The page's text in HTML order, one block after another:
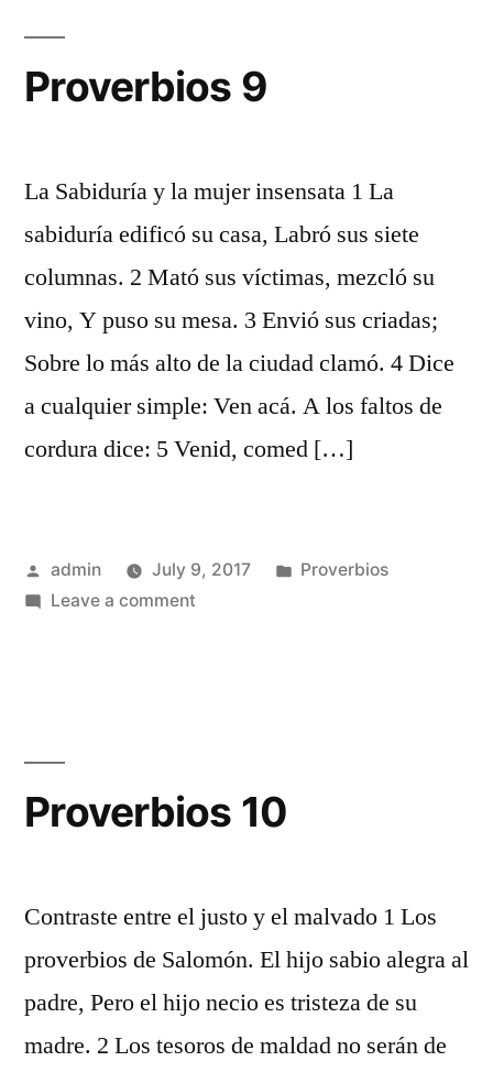
Proverbios 9
La Sabiduría y la mujer insensata 1 La
sabiduría edificó su casa, Labró sus siete
columnas. 2 Mató sus víctimas, mezcló su
vino, Y puso su mesa. 3 Envió sus criadas;
Sobre lo más alto de la ciudad clamó. 4 Dice
a cualquier simple: Ven acá. A los faltos de
cordura dice: 5 Venid, comed […]
Posted
by
admin July 9, 2017
Posted
Proverbios
Leave a commenton
Proverbios 10
Contraste entre el justo y el malvado 1 Los
proverbios de Salomón. El hijo sabio alegra al
padre, Pero el hijo necio es tristeza de su
madre. 2 Los tesoros de maldad no serán de